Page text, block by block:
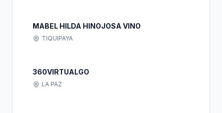
MABEL HILDA HINOJOSA VINO
TIQUIPAYA
360VIRTUALGO
LA PAZ